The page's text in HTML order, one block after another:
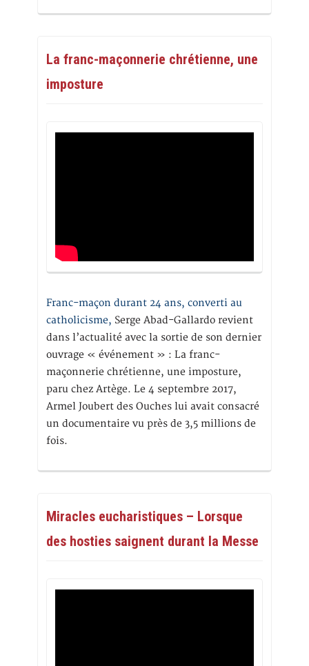
La franc-maçonnerie chrétienne, une
imposture
Franc-maçon durant 24 ans, converti au
catholicisme, Serge Abad-Gallardo revient
dans l’actualité avec la sortie de son dernier
ouvrage « événement » : La franc-
maçonnerie chrétienne, une imposture,
paru chez Artège. Le 4 septembre 2017,
Armel Joubert des Ouches lui avait consacré
un documentaire vu près de 3,5 millions de
fois.
Miracles eucharistiques – Lorsque
des hosties saignent durant la Messe